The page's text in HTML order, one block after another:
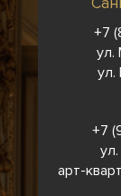
+7
ул.
ул.
+7
арт-